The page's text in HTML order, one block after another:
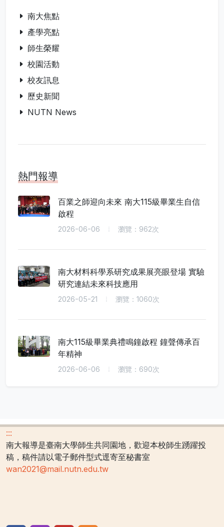
南大焦點
產學亮點
師生榮耀
校園活動
校友訊息
歷史新聞
NUTN News
熱門報導
百業之師迎向未來 南大115級畢業生自信
啟程
2026-06-06 瀏覽：962次
南大材料科學系研究成果展亮眼登場 實驗
研究連結未來科技應用
2026-05-21 瀏覽：1060次
南大115級畢業典禮鳴鐘啟程 鐘聲傳承百
年精神
2026-06-06 瀏覽：690次
:::
南大報導是臺南大學師生共同園地，歡迎本校師生踴躍投
稿，稿件請以電子郵件型式逕寄至秘書室
wan2021@mail.nutn.edu.tw